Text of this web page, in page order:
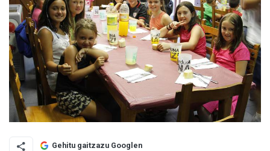
Gehitu gaitzazu Googlen